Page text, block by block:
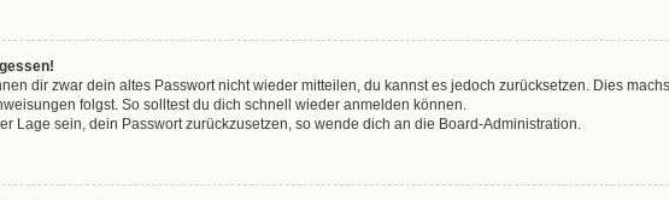
dir zwar dein altes Passwort nicht wieder mitteilen, du kannst es jedoch zurücksetzen. Dies
folgst. So solltest du dich schnell wieder anmelden können.
Lage sein, dein Passwort zurückzusetzen, so wende dich an die Board-Administration.